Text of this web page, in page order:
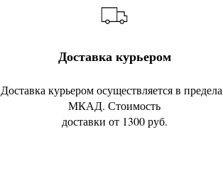
Доставка курьером
Доставка курьером осуществляется в
МКАД. Стоимость
доставки от 1300 руб.